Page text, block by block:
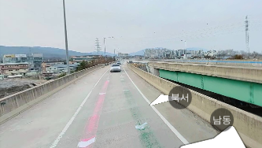
북서
남동